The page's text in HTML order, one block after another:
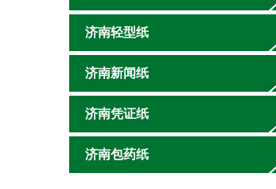
济南轻型纸
济南新闻纸
济南凭证纸
济南包药纸